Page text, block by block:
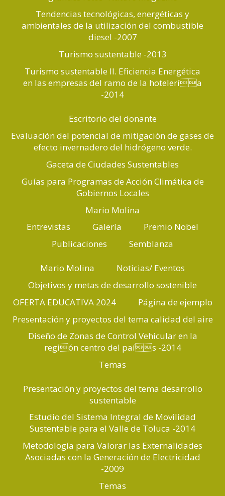
Tendencias tecnológicas, energéticas y
ambientales de la utilización del combustible
diesel -2007
Turismo sustentable -2013
Turismo sustentable II. Eficiencia Energética
en las empresas del ramo de la hotelería
-2014
Escritorio del donante
Evaluación del potencial de mitigación de gases de
efecto invernadero del hidrógeno verde.
Gaceta de Ciudades Sustentables
Guías para Programas de Acción Climática de
Gobiernos Locales
Mario Molina
Entrevistas
Galería
Premio Nobel
Publicaciones
Semblanza
Mario Molina
Noticias/ Eventos
Objetivos y metas de desarrollo sostenible
OFERTA EDUCATIVA 2024
Página de ejemplo
Presentación y proyectos del tema calidad del aire
Diseño de Zonas de Control Vehicular en la
región centro del país -2014
Temas
Presentación y proyectos del tema desarrollo
sustentable
Estudio del Sistema Integral de Movilidad
Sustentable para el Valle de Toluca -2014
Metodología para Valorar las Externalidades
Asociadas con la Generación de Electricidad
-2009
Temas